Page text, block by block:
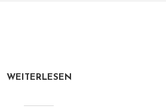
WEITERLESEN